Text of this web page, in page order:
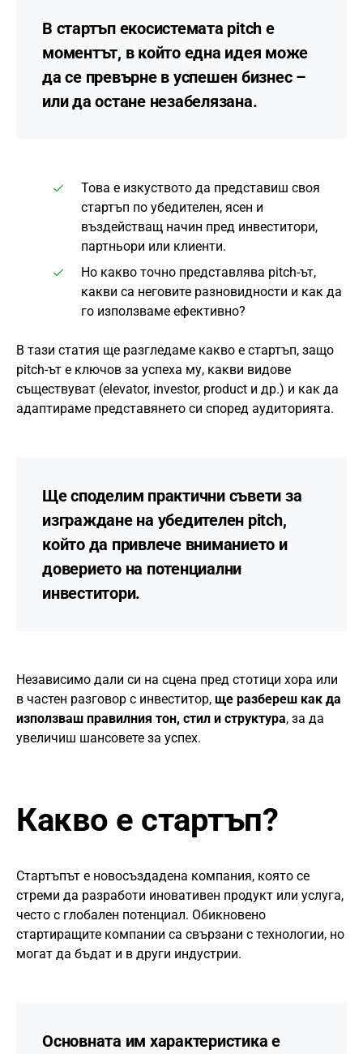
В стартъп екосистемата pitch е
моментът, в който една идея може
да се превърне в успешен бизнес –
или да остане незабелязана.
Това е изкуството да представиш своя
стартъп по убедителен, ясен и
въздействащ начин пред инвеститори,
партньори или клиенти.
Но какво точно представлява pitch-ът,
какви са неговите разновидности и как да
го използваме ефективно?
В тази статия ще разгледаме какво е стартъп, защо
pitch-ът е ключов за успеха му, какви видове
съществуват (elevator, investor, product и др.) и как да
адаптираме представянето си според аудиторията.
Ще споделим практични съвети за
изграждане на убедителен pitch,
който да привлече вниманието и
доверието на потенциални
инвеститори.
Независимо дали си на сцена пред стотици хора или
в частен разговор с инвеститор, ще разбереш как да
използваш правилния тон, стил и структура, за да
увеличиш шансовете за успех.
Какво е стартъп?
Стартъпът е новосъздадена компания, която се
стреми да разработи иновативен продукт или услуга,
често с глобален потенциал. Обикновено
стартиращите компании са свързани с технологии, но
могат да бъдат и в други индустрии.
Основната им характеристика е